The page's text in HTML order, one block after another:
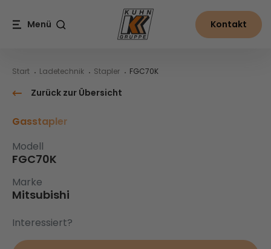
Menü Kontakt
Start Ladetechnik Stapler FGC70K
Zurück zur Übersicht
Gasstapler
Modell
FGC70K
Marke
Mitsubishi
Interessiert?